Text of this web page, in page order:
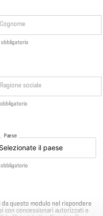
Cognome
Ragione sociale
Paese
questo modulo nel rispondere
con concessionari autorizzati e